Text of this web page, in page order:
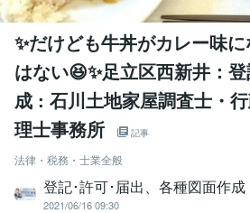
✨だけども牛丼がカレー味
はない😆✨足立区西新井：
成 : 石川土地家屋調査士・
理士事務所
記事
法律・税務・士業全般
登記･許可･届出、各種図面作成
2021/06/16 09:30